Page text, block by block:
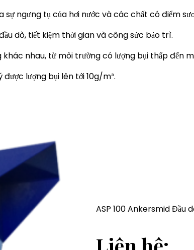
ngưng tụ của hơi nước và các chất có điểm
dò, tiết kiệm thời gian và công sức bảo trì.
nhau, từ môi trường có lượng bụi thấp đến
lượng bụi lên tới 10g/m³.
ASP 100 Ankersmid Đầu